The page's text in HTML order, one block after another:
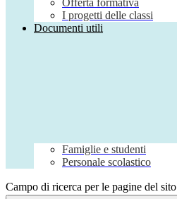
Offerta formativa
I progetti delle classi
Documenti utili
Famiglie e studenti
Personale scolastico
Campo di ricerca per le pagine del sito